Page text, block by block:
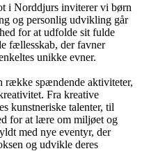
i Norddjurs inviterer vi børn
og personlig udvikling går
for at udfolde sit fulde
fællesskab, der favner
unikke evner.
række spændende aktiviteter,
Fra kreative
kunstneriske talenter, til
for at lære om miljøet og
med nye eventyr, der
og udvikle deres